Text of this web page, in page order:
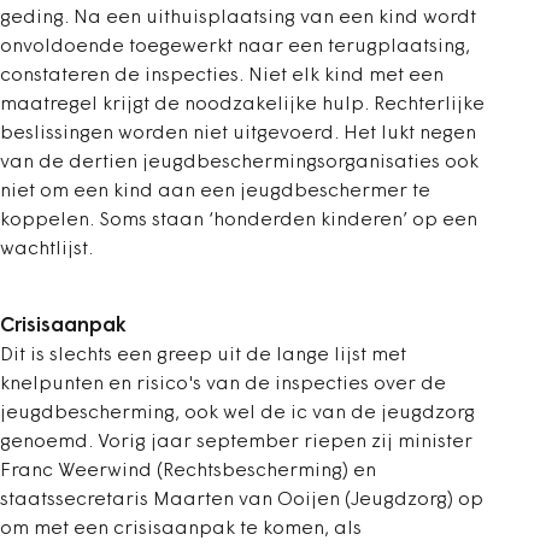
geding. Na een uithuisplaatsing van een kind wordt
onvoldoende toegewerkt naar een terugplaatsing,
constateren de inspecties. Niet elk kind met een
maatregel krijgt de noodzakelijke hulp. Rechterlijke
beslissingen worden niet uitgevoerd. Het lukt negen
van de dertien jeugdbeschermingsorganisaties ook
niet om een kind aan een jeugdbeschermer te
koppelen. Soms staan ‘honderden kinderen’ op een
wachtlijst.
Crisisaanpak
Dit is slechts een greep uit de lange lijst met
knelpunten en risico's van de inspecties over de
jeugdbescherming, ook wel de ic van de jeugdzorg
genoemd. Vorig jaar september riepen zij minister
Franc Weerwind (Rechtsbescherming) en
staatssecretaris Maarten van Ooijen (Jeugdzorg) op
om met een crisisaanpak te komen, als